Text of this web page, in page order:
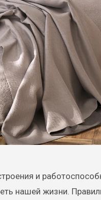
и
нашей жизни.